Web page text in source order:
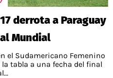
derrota a Paraguay
Mundial
el Sudamericano Femenino
la tabla a una fecha del final